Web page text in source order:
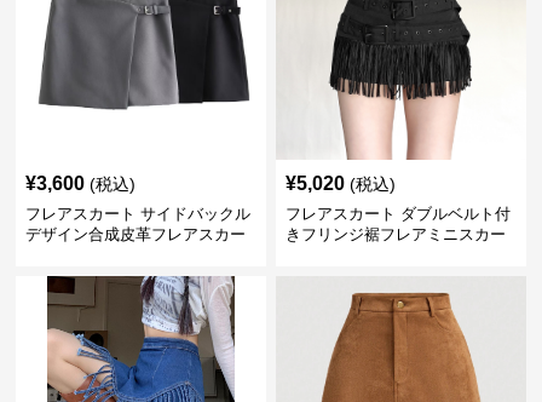
¥3,600 (税込)
フレアスカート サイドバックル
デザイン合成皮革フレアスカー
¥5,020 (税込)
フレアスカート ダブルベルト付
きフリンジ裾フレアミニスカー